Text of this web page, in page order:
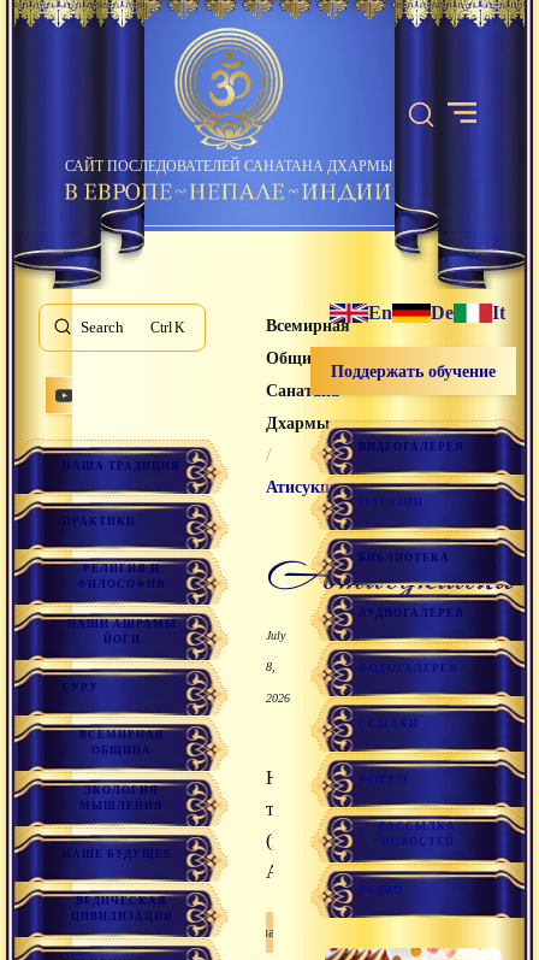
САЙТ ПОСЛЕДОВАТЕЛЕЙ САНАТАНА ДХАРМЫ
Search K
НАША ТРАДИЦИЯ
ПРАКТИКИ
РЕЛИГИЯ И
ФИЛОСОФИЯ
НАШИ АШРАМЫ
ЙОГИ
ГУРУ
ВСЕМИРНАЯ
ОБЩИНА
ЭКОЛОГИЯ
МЫШЛЕНИЯ
НАШЕ БУДУЩЕЕ
ВЕДИЧЕСКАЯ
ЦИВИЛИЗАЦИЯ
Всемирная
Община
Санатана
Дхармы
/
Атисукшма
атисукшма
July
8,
2026
Необычайно
тонкий
(качество
Абсолюта).
Санатана дхарма
En De It
Поддержать обучение
ВИДЕОГАЛЕРЕЯ
МАГАЗИН
БИБЛИОТЕКА
АУДИОГАЛЕРЕЯ
ФОТОГАЛЕРЕЯ
ССЫЛКИ
ФОРУМ
РАССЫЛКА
НОВОСТЕЙ
РАДИО